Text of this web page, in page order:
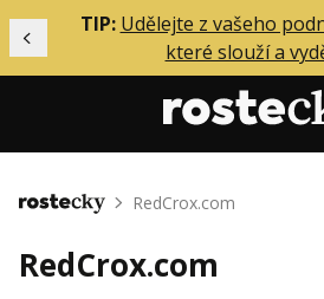
Předchozí
TIP: Udělejte z vašeho
které slouží a
Mentoring
Solo
Domů RedCrox.com
RedCrox.com